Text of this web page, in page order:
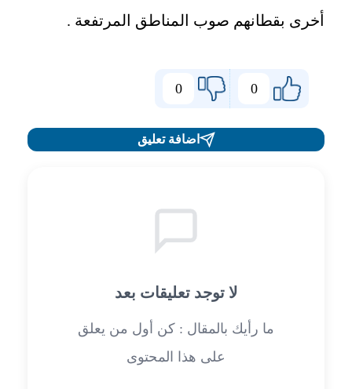
أخرى بقطانهم صوب المناطق المرتفعة .
0
0
اضافة تعليق
لا توجد تعليقات بعد
ما رأيك بالمقال : كن أول من يعلق
على هذا المحتوى